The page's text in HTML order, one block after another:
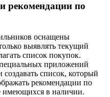
рекомендации по
оснащены
выявлять текущий
список покупок.
приложений
список, который
рекомендации по
имеющихся в наличии.